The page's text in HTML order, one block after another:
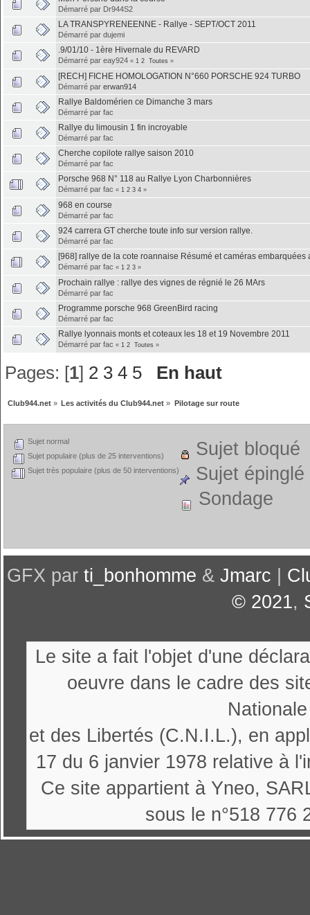
Démarré par Dr944S2
LA TRANSPYRENEENNE - Rallye - SEPT/OCT 2011
Démarré par dujemi
.9/01/10 - 1ère Hivernale du REVARD
Démarré par eay924 « 1 2 Toutes »
[RECH] FICHE HOMOLOGATION N°660 PORSCHE 924 TURBO
Démarré par erwan914
Rallye Baldomérien ce Dimanche 3 mars
Démarré par fac
Rallye du limousin 1 fin incroyable
Démarré par fac
Cherche copilote rallye saison 2010
Démarré par fac
Porsche 968 N° 118 au Rallye Lyon Charbonnières
Démarré par fac « 1 2 3 4»
968 en course
Démarré par fac
924 carrera GT cherche toute info sur version rallye.
Démarré par fac
[968] rallye de la cote roannaise Résumé et caméras embarquées
Démarré par fac « 1 2 3»
Prochain rallye : rallye des vignes de régnié le 26 MArs
Démarré par fac
Programme porsche 968 GreenBird racing
Démarré par fac
Rallye lyonnais monts et coteaux les 18 et 19 Novembre 2011
Démarré par fac « 1 2 Toutes »
Pages: [1] 2 3 4 5 En haut
Club944.net» Les activités du Club944.net » Pilotage sur route
Sujet normal
Sujet populaire (plus de 25 interventions)
Sujet très populaire (plus de 50 interventions)
Sujet bloqué
Sujet épinglé
Sondage
GFX par ti_bonhomme & Jmarc
© 2021,
Le site a fait l'objet d'une
oeuvre dans le cadre des
et des Libertés (C.N.I.L.), en
17 du 6 janvier 1978 relative à
Ce site appartient à Yneo,
sous le n°518 776